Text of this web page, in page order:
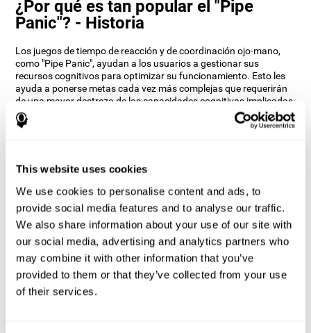
This website uses cookies
We use cookies to personalise content and ads, to
provide social media features and to analyse our traffic.
We also share information about your use of our site with
our social media, advertising and analytics partners who
may combine it with other information that you’ve
provided to them or that they’ve collected from your use
of their services.
¿Por qué es tan popular el "Pipe
Panic"? - Historia
Los juegos de tiempo de reacción y de coordinación ojo-mano,
como "Pipe Panic", ayudan a los usuarios a gestionar sus
recursos cognitivos para optimizar su funcionamiento. Esto les
ayuda a ponerse metas cada vez más complejas que requerirán
de una mayor destreza de las capacidades cognitivas implicadas,
ayudándoles a estimularlas.
¿Cómo mejora el juego mental “Pipe
específico. Repetir y entrenar de manera consistente este patrón
puede ayudar a optimizar las conexiones neuronales, y a que los
circuitos neurales se reorganicen y recuperen funciones
cognitivas debilitadas o dañadas.
El juego del "Pipe Panic" ayuda a ejercitar el tiempo de reacción, la
coordinación ojo-mano y la percepción visual. Estimular de
manera consistente estas habilidades, puede ayudar a crear
nuevas sinapsis, y mejoren las funciones cognitivas.